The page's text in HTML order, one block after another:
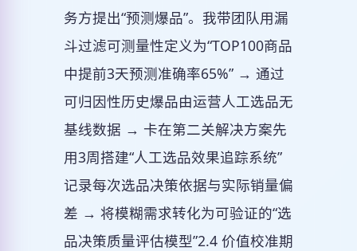
务方提出“预测爆品”。我带团队用漏
斗过滤可测量性定义为“TOP100商品
中提前3天预测准确率65%” → 通过
可归因性历史爆品由运营人工选品无
基线数据 → 卡在第二关解决方案先
用3周搭建“人工选品效果追踪系统”
记录每次选品决策依据与实际销量偏
差 → 将模糊需求转化为可验证的“选
品决策质量评估模型”2.4 价值校准期